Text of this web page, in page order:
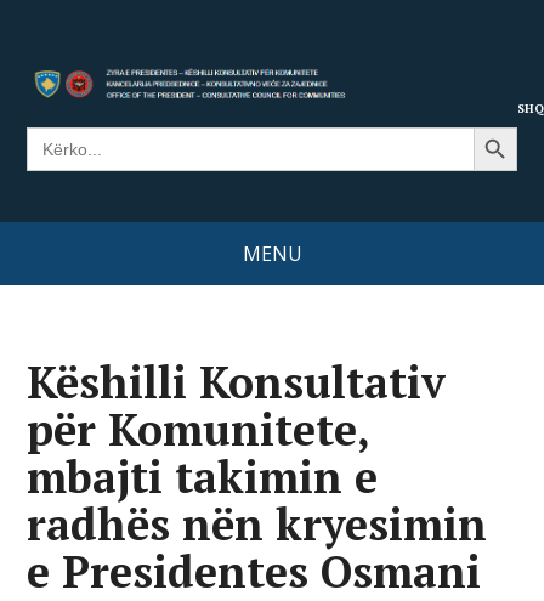
Search
for:
Search Button
MENU
Këshilli Konsultativ
për Komunitete,
mbajti takimin e
radhës nën kryesimin
e Presidentes Osmani